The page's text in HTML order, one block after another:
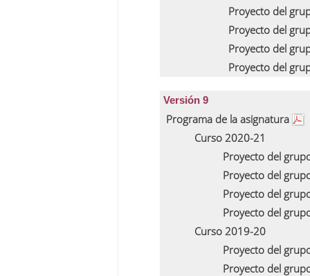
Proyecto del
Proyecto del
Proyecto del
Proyecto del
Versión 9
Programa de la asignatura
Curso 2020-21
Proyecto del
Proyecto del
Proyecto del
Proyecto del
Curso 2019-20
Proyecto del
Proyecto del